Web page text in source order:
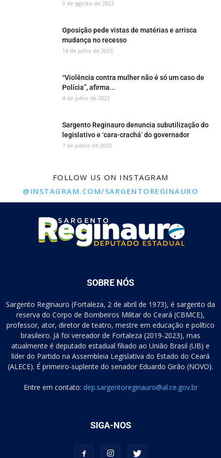
3 de agosto de 2023
Oposição pede vistas de matérias e arrisca
mudança no recesso
14 de julho de 2023
“Violência contra mulher não é só um caso de
Polícia”, afirma...
4 de julho de 2023
Sargento Reginauro denuncia subutilização do
legislativo e ‘cara-crachá’ do governador
7 de junho de 2023
FOLLOW US ON INSTAGRAM
@INSTAGRAM.COM/SARGENTOREGINAURO
SOBRE NÓS
Sargento Reginauro (Fortaleza, 2 de abril de 1973), é sargento da
reserva do Corpo de Bombeiros Militar do Ceará (CBMCE),
professor, ator, diretor de teatro, mestre em educação e político
brasileiro. Já foi vereador de Fortaleza (2019-2023), mas
atualmente é deputado estadual filiado ao União Brasil (UB) e
líder do Partido na Assembleia Legislativa do Estado do Ceará
(ALECE). É primeiro-suplente do senador Eduardo Girão (NOVO).
Entre em contato: dep.sargentoreginauro@al.ce.gov.br
SIGA-NOS